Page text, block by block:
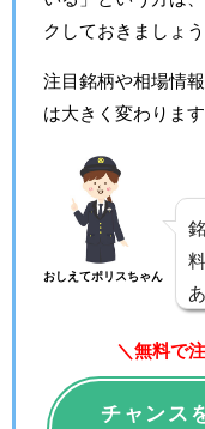
クしておきましょう
注目銘柄や相場情
は大きく変わります
おしえてポリスちゃん
＼無料で
チャンス